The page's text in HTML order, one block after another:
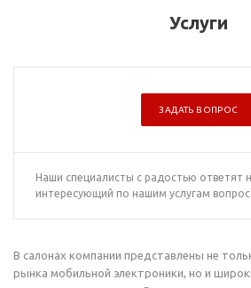
Услуги
ЗАДАТЬ ВОПРОС
Наши специалисты с радостью ответят
интересующий по нашим услугам вопрос.
В салонах компании представлены не
рынка мобильной электроники, но и